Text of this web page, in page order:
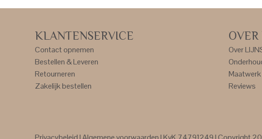
KLANTENSERVICE
Contact opnemen
Bestellen & Leveren
Retourneren
Zakelijk bestellen
OVER
Over
Reviews